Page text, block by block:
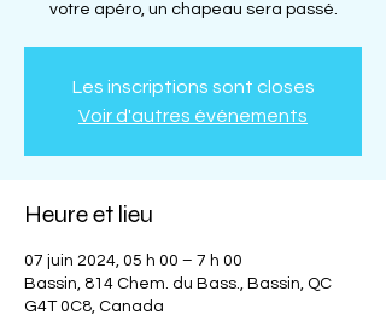
votre apéro, un chapeau sera passé.
Les inscriptions sont closes
Voir d'autres événements
Heure et lieu
07 juin 2024, 05 h 00 – 7 h 00
Bassin, 814 Chem. du Bass., Bassin, QC
G4T 0C8, Canada